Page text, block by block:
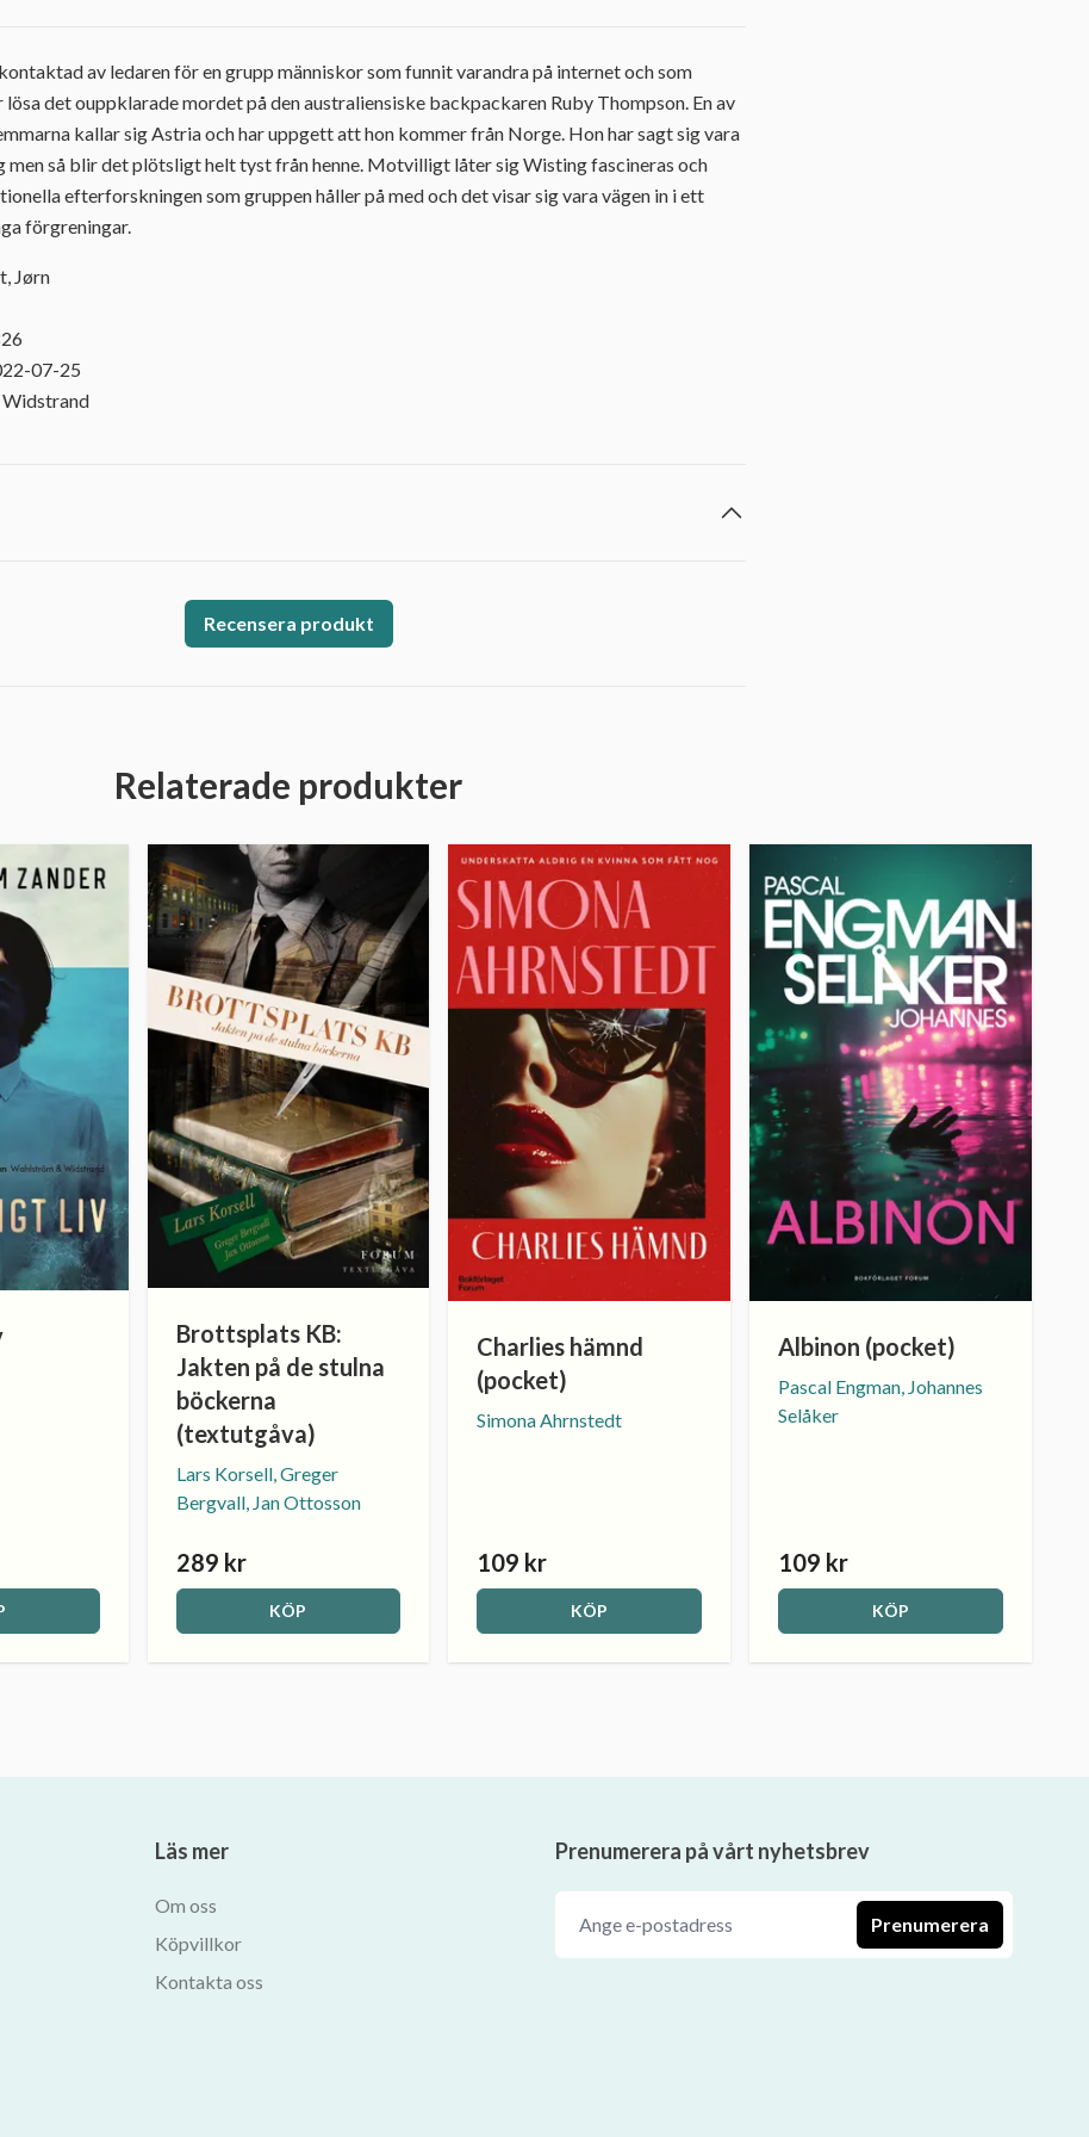
av ledaren för en grupp människor som funnit varandra på internet och som
det ouppklarade mordet på den australiensiske backpackaren Ruby Thompson. En av
kallar sig Astria och har uppgett att hon kommer från Norge. Hon har sagt sig vara
men så blir det plötsligt helt tyst från henne. Motvilligt låter sig Wisting fascineras och
efterforskningen som gruppen håller på med och det visar sig vara vägen in i ett
förgreningar.
Jørn
07-25
Widstrand
Recensera produkt
Relaterade produkter
Brottsplats KB:
Jakten på de stulna
böckerna
(textutgåva)
Lars Korsell, Greger
Bergvall, Jan Ottosson
289 kr
KÖP
Charlies hämnd
(pocket)
Simona Ahrnstedt
109 kr
KÖP
Albinon (pocket)
Pascal Engman, Johannes
Selåker
109 kr
KÖP
Läs mer
Om oss
Köpvillkor
Kontakta oss
Prenumerera på vårt nyhetsbrev
Prenumerera